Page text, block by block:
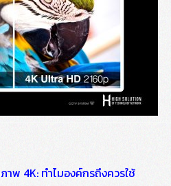
พ 4K: ทำไมองค์กรถึงควรใช้